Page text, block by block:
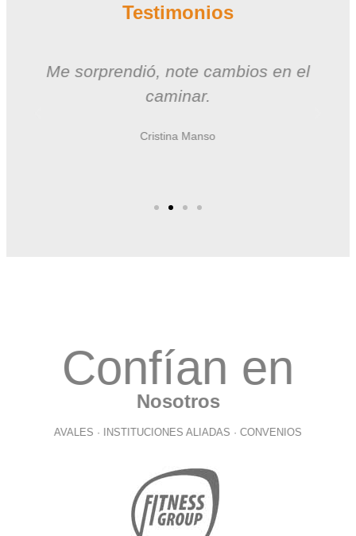
Testimonios
Me sorprendió, note cambios en el
caminar.
Cristina Manso
Confían en
Nosotros
AVALES · INSTITUCIONES ALIADAS · CONVENIOS